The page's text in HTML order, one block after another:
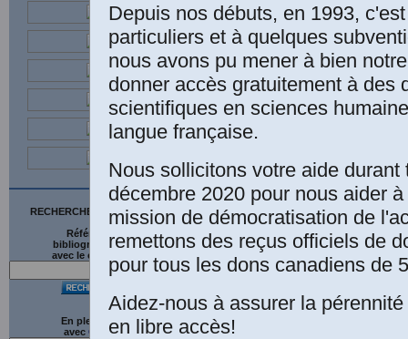
RECHERCHE SUR LE SITE
Références
bibliographiques
avec le catalogue
En plein texte
avec G gle
Depuis nos débuts, en 1993,
particuliers et à quelques
nous avons pu mener à bien
donner accès gratuitement à des
scientifiques en sciences
langue française.
Nous sollicitons votre aide durant
décembre 2020 pour nous aider
mission de démocratisation de
remettons des reçus officiels de
pour tous les dons canadiens de
Aidez-nous à assurer la
en libre accès!